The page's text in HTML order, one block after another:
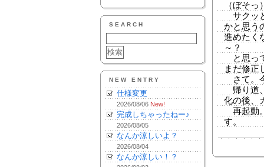
SEARCH
NEW ENTRY
仕様変更
2026/08/06 New!
完成しちゃったねー♪
2026/08/05
なんか涼しいよ？
2026/08/04
なんか涼しい！？
（ぼそっ
サクッ
かと思う
進めたく
～？
と思っ
まだ修正
さて。
帰り道
化の後、
再起動
す。